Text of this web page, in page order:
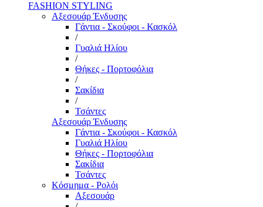
FASHION STYLING
Αξεσουάρ Ένδυσης
Γάντια - Σκούφοι - Κασκόλ
/
Γυαλιά Ηλίου
/
Θήκες - Πορτοφόλια
/
Σακίδια
/
Τσάντες
Αξεσουάρ Ένδυσης
Γάντια - Σκούφοι - Κασκόλ
Γυαλιά Ηλίου
Θήκες - Πορτοφόλια
Σακίδια
Τσάντες
Κόσμημα - Ρολόι
Αξεσουάρ